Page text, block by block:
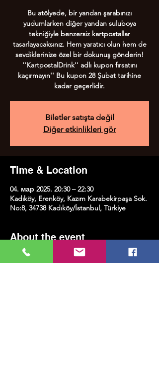
Bu atölyede, bir yandan şarabınızı
yudumlarken diğer yandan suluboya
tekniğiyle benzersiz kartpostallar
tasarlayacaksınız. Hem yaratıcı olun hem de
sevdiklerinize özel bir dokunuş gönderin!
''KartpostalDrink'' adlı kupon fırsatını
kaçırmayın'' Bu kupon 28 Şubat tarihine
kadar geçerlidir.
Biletler satışta değil
Diğer etkinlikleri gör
Time & Location
04. мар 2025. 20:30 – 22:30
Kadıköy, Erenköy, Kazım Karabekirpaşa Sok.
No:8, 34738 Kadıköy/İstanbul, Türkiye
About the event